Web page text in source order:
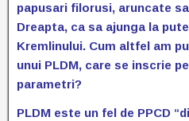
papusari filorusi, aruncate
Dreapta, ca sa ajunga la
Kremlinului. Cum altfel am
unui PLDM, care se inscrie
parametri?
PLDM este un fel de PPCD